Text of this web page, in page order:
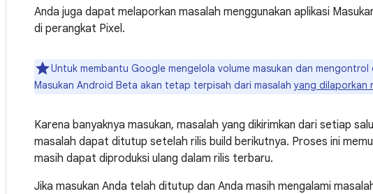
Anda juga dapat melaporkan masalah menggunakan aplikasi
di perangkat Pixel.
Untuk membantu Google mengelola volume masukan dan
Masukan Android Beta akan tetap terpisah dari masalahyang dilaporkan
Karena banyaknya masukan, masalah yang dikirimkan dari setiap
masalah dapat ditutup setelah rilis build berikutnya. Proses ini
masih dapat diproduksi ulang dalam rilis terbaru.
Jika masukan Anda telah ditutup dan Anda masih mengalami